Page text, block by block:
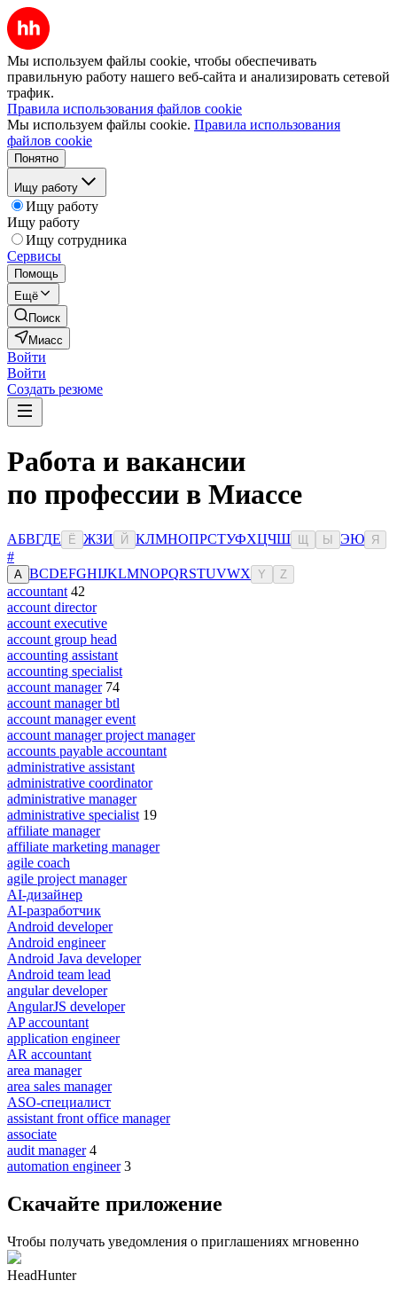
Мы используем файлы cookie, чтобы обеспечивать
правильную работу нашего веб-сайта и анализировать сетевой
трафик.
Правила использования файлов cookie
Мы используем файлы cookie. Правила использования
файлов cookie
Понятно
Ищу работу
Ищу работу
Ищу работу
Ищу сотрудника
Сервисы
Помощь
Ещё
Поиск
Миасс
Войти
Войти
Создать резюме
Работа и вакансии
по профессии в Миассе
АБВГДЕ Ё ЖЗИ Й КЛМНОПРСТУФХЦЧШ Ы ЭЮ Я
#
A BCDEFGHIJKLMNOPQRSTUVWX Y Z
accountant 42
account director
account executive
account group head
accounting assistant
accounting specialist
account manager 74
account manager btl
account manager event
account manager project manager
accounts payable accountant
administrative assistant
administrative coordinator
administrative manager
administrative specialist 19
affiliate manager
affiliate marketing manager
agile coach
agile project manager
AI-дизайнер
AI-разработчик
Android developer
Android engineer
Android Java developer
Android team lead
angular developer
AngularJS developer
AP accountant
application engineer
AR accountant
area manager
area sales manager
ASO-специалист
assistant front office manager
associate
audit manager 4
automation engineer 3
Скачайте приложение
Чтобы получать уведомления о приглашениях мгновенно
HeadHunter